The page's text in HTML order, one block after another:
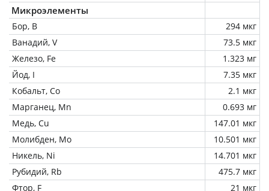
Микроэлементы
Бор, B
294 мкг
Ванадий, V
73.5 мкг
Железо, Fe
1.323 мг
Йод, I
7.35 мкг
Кобальт, Co
2.1 мкг
Марганец, Mn
0.693 мг
Медь, Cu
147.01 мкг
Молибден, Mo
10.501 мкг
Никель, Ni
14.701 мкг
Рубидий, Rb
475.7 мкг
Фтор, F
21 мкг